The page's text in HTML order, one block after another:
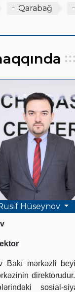
Qarabağ
Hüseynov
Bakı mərkəzli
sosial-